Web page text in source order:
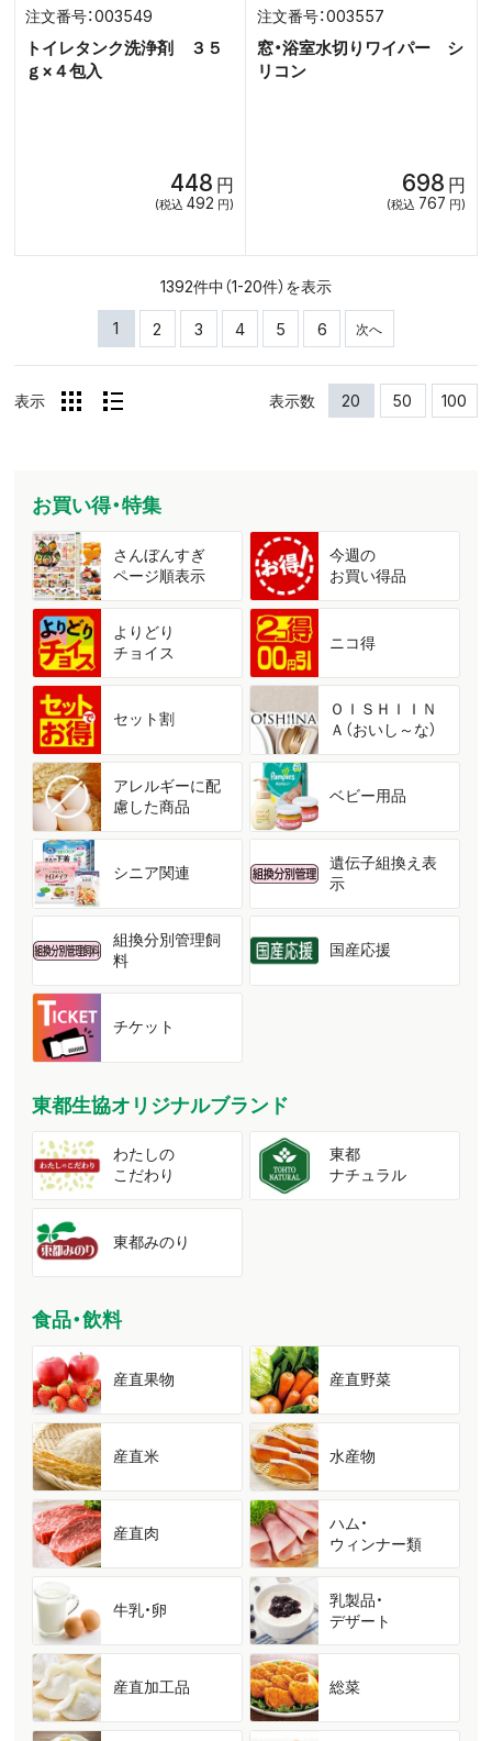
003549
トイレタンク洗浄剤 ３５
ｇ×４包入
448 円
(税込 492 円)
003557
窓・浴室水切りワイパー シ
リコン
698 円
(税込 767 円)
1392件中（1-20件）を表示
1 2 3 4 5 6 次へ
表示 表示数 20 50 100
お買い得・特集
さんぼんすぎ
ページ順表示
今週の
お買い得品
よりどり
チョイス
ニコ得
セット割
ＯＩＳＨＩＩＮ
Ａ（おいし～な）
アレルギーに配
慮した商品
ベビー用品
シニア関連
遺伝子組換え表
示
組換分別管理飼
料
国産応援
チケット
東都生協オリジナルブランド
わたしの
こだわり
東都
ナチュラル
東都みのり
食品・飲料
産直果物 産直野菜
産直米 水産物
産直肉
ハム・
ウィンナー類
牛乳・卵
乳製品・
デザート
産直加工品 総菜